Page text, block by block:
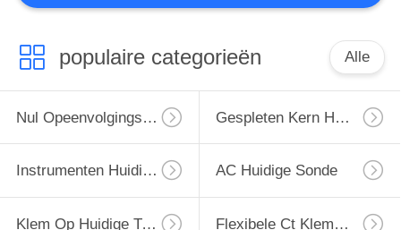
elektrische
meterkaliberbepaling
102
populaire categorieën Alle
Nul Opeenvolgings Huidige Transformator Gespleten Kern Huidige Transformator
Instrumenten Huidige Transformator AC Huidige Sonde
Klem Op Huidige Transformator Flexibele Ct Klemmen